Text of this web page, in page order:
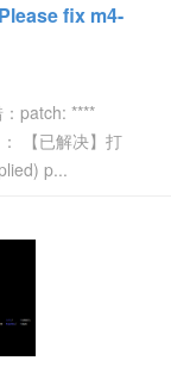
fix m4-
patch: ****
【已解决】打
p...